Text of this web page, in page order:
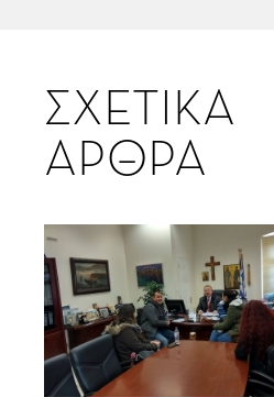
ΣΧΕΤΙΚΑ
ΑΡΘΡΑ